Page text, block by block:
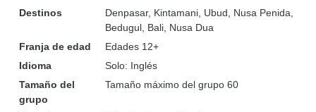
Destinos
Denpasar, Kintamani , Ubud , Nusa Penida
Bedugul , Bali , Nusa Dua
Franja de edad
Edades 12+
Idioma
Solo: Inglés
Tamaño del
grupo
Tamaño máximo del grupo 60